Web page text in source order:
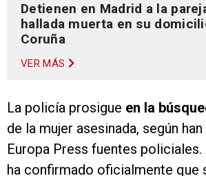
Detienen en Madrid a la
hallada muerta en su
Coruña
VER MÁS
La policía prosigue en la
de la mujer asesinada, según
Europa Press fuentes policiales.
ha confirmado oficialmente que